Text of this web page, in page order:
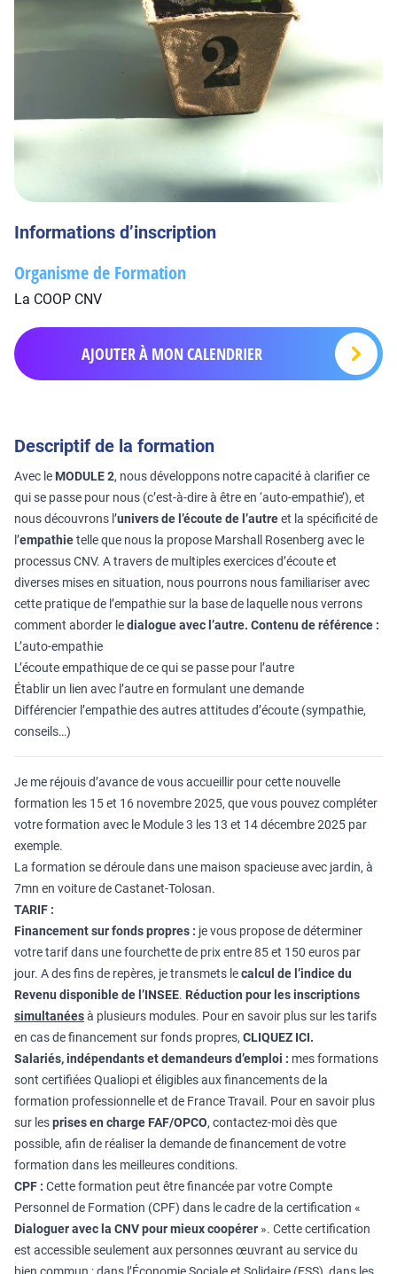
Informations d’inscription
Organisme de Formation
La COOP CNV
AJOUTER À MON CALENDRIER
Descriptif de la formation
Avec le MODULE 2, nous développons notre capacité à clarifier ce
qui se passe pour nous (c’est-à-dire à être en ‘auto-empathie’), et
nous découvrons l’univers de l’écoute de l’autreet la spécificité de
l’empathietelle que nous la propose Marshall Rosenberg avec le
processus CNV. A travers de multiples exercices d’écoute et
diverses mises en situation, nous pourrons nous familiariser avec
cette pratique de l’empathie sur la base de laquelle nous verrons
comment aborder ledialogue avec l’autre. Contenu de référence :
L’auto-empathie
L’écoute empathique de ce qui se passe pour l’autre
Établir un lien avec l’autre en formulant une demande
Différencier l’empathie des autres attitudes d’écoute (sympathie,
conseils…)
Je me réjouis d’avance de vous accueillir pour cette nouvelle
formation les 15 et 16 novembre 2025, que vous pouvez compléter
votre formation avec le Module 3 les 13 et 14 décembre 2025 par
exemple.
La formation se déroule dans une maison spacieuse avec jardin, à
7mn en voiture de Castanet-Tolosan.
TARIF :
Financement sur fonds propres : je vous propose de déterminer
votre tarif dans une fourchette de prix entre 85 et 150 euros par
jour. A des fins de repères, je transmets lecalcul de l’indice du
Revenu disponible de l’INSEE. Réduction pour les inscriptions
simultanéesà plusieurs modules. Pour en savoir plus sur les tarifs
en cas de financement sur fonds propres, CLIQUEZ ICI.
Salariés, indépendants et demandeurs d’emploi : mes formations
sont certifiées Qualiopi et éligibles aux financements de la
formation professionnelle et de France Travail. Pour en savoir plus
sur lesprises en charge FAF/OPCO, contactez-moi dès que
possible, afin de réaliser la demande de financement de votre
formation dans les meilleures conditions.
CPF : Cette formation peut être financée par votre Compte
Personnel de Formation (CPF) dans le cadre de la certification «
Dialoguer avec la CNV pour mieux coopérer ». Cette certification
est accessible seulement aux personnes œuvrant au service du